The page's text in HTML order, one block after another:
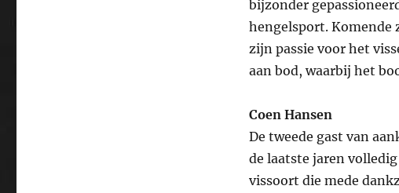
bijzonder
hengelsport.
zijn passie voor het
aan bod, waarbij het
Coen Hansen
De tweede gast van
de laatste jaren
vissoort die mede